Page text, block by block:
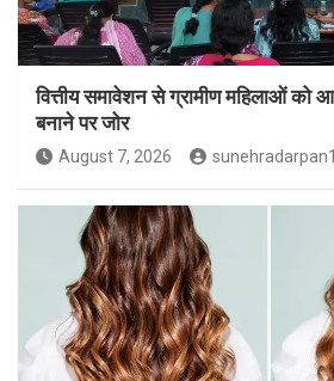
वित्तीय समावेशन से ग्रामीण महिलाओं
बनाने पर जोर
August 7, 2026